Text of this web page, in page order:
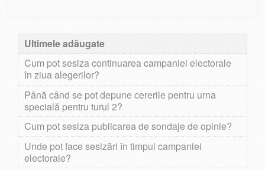
Ultimele adăugate
Cum pot sesiza continuarea campaniei electorale
în ziua alegerilor?
Până când se pot depune cererile pentru urna
specială pentru turul 2?
Cum pot sesiza publicarea de sondaje de opinie?
Unde pot face sesizări în timpul campaniei
electorale?